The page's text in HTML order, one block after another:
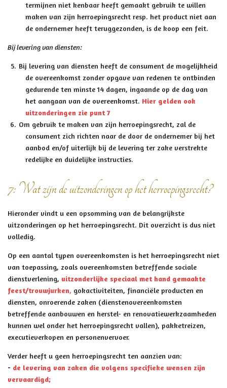
termijnen niet kenbaar heeft gemaakt gebruik te willen
maken van zijn herroepingsrecht resp. het product niet aan
de ondernemer heeft teruggezonden, is de koop een feit.
Bij levering van diensten:
Bij levering van diensten heeft de consument de mogelijkheid
de overeenkomst zonder opgave van redenen te ontbinden
gedurende ten minste 14 dagen, ingaande op de dag van
het aangaan van de overeenkomst. Hier gelden ook
uitzonderingen zie punt 7
Om gebruik te maken van zijn herroepingsrecht, zal de
consument zich richten naar de door de ondernemer bij het
aanbod en/of uiterlijk bij de levering ter zake verstrekte
redelijke en duidelijke instructies.
7: Wat zijn de uitzonderingen op het herroepingsrecht?
Hieronder vindt u een opsomming van de belangrijkste
uitzonderingen op het herroepingsrecht. Dit overzicht is dus niet
volledig.
Op een aantal typen overeenkomsten is het herroepingsrecht niet
van toepassing, zoals overeenkomsten betreffende sociale
dienstverlening, uitzonderlijke speciaal met hand gemaakte
feest/trouwjurken, gokactiviteiten, financiële producten en
diensten, onroerende zaken (dienstenovereenkomsten
betreffende aanbouwen en herstel- en renovatiewerkzaamheden
kunnen wel onder het herroepingsrecht vallen), pakketreizen,
executieverkopen en personenvervoer.
Verder heeft u geen herroepingsrecht ten aanzien van:
- de levering van zaken die volgens specifieke wensen zijn
vervaardigd;